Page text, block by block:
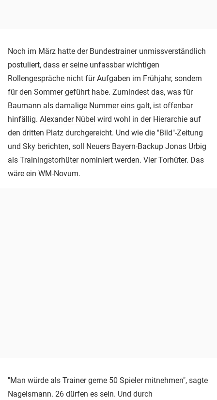
Noch im März hatte der Bundestrainer unmissverständlich
postuliert, dass er seine unfassbar wichtigen
Rollengespräche nicht für Aufgaben im Frühjahr, sondern
für den Sommer geführt habe. Zumindest das, was für
Baumann als damalige Nummer eins galt, ist offenbar
hinfällig. Alexander Nübel wird wohl in der Hierarchie auf
den dritten Platz durchgereicht. Und wie die "Bild"-Zeitung
und Sky berichten, soll Neuers Bayern-Backup Jonas Urbig
als Trainingstorhüter nominiert werden. Vier Torhüter. Das
wäre ein WM-Novum.
"Man würde als Trainer gerne 50 Spieler mitnehmen", sagte
Nagelsmann. 26 dürfen es sein. Und durch